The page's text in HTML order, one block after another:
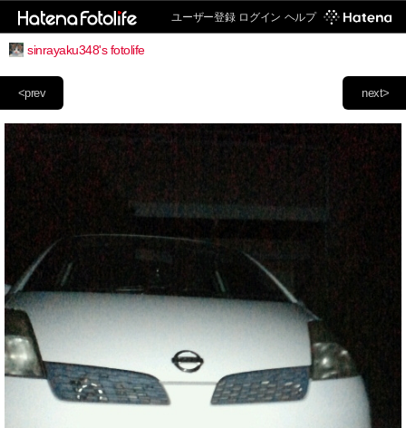
ユーザー登録 ログイン ヘルプ
sinrayaku348's fotolife
next>
<prev